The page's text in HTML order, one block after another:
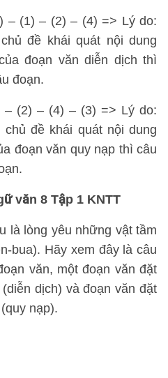
– (1) – (2) – (4) => Lý do:
đề khái quát nội dung
đoạn văn diễn dịch thì
đoạn.
– (2) – (4) – (3) => Lý do:
đề khái quát nội dung
đoạn văn quy nạp thì câu
văn 8 Tập 1 KNTT
là lòng yêu những vật tầm
bua). Hãy xem đây là câu
văn, một đoạn văn đặt
dịch) và đoạn văn đặt
nạp).